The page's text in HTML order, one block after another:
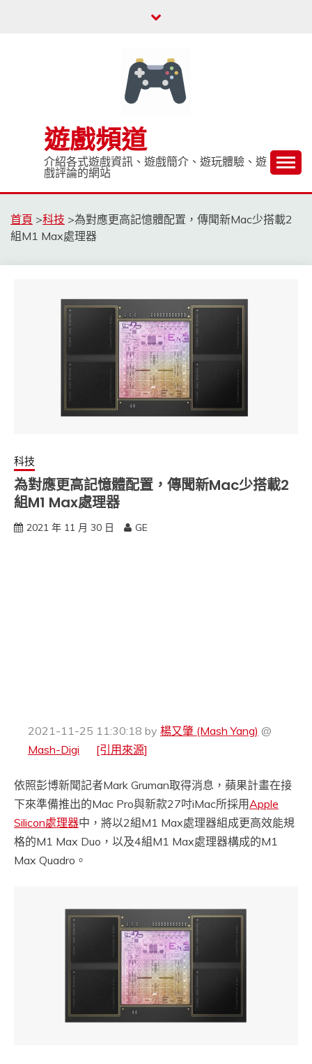
遊戲頻道
介紹各式遊戲資訊、遊戲簡介、遊玩體驗、遊
戲評論的網站
首頁 >科技 >為對應更高記憶體配置，傳聞新Mac少搭載2
組M1 Max處理器
科技
為對應更高記憶體配置，傳聞新Mac少搭載2
組M1 Max處理器
2021 年 11 月 30 日 GE
2021-11-25 11:30:18 by 楊又肇 (Mash Yang) @
Mash-Digi
[引用來源]
依照彭博新聞記者Mark Gruman取得消息，蘋果計畫在接
下來準備推出的Mac Pro與新款27吋iMac所採用Apple
Silicon處理器中，將以2組M1 Max處理器組成更高效能規
格的M1 Max Duo，以及4組M1 Max處理器構成的M1
Max Quadro。